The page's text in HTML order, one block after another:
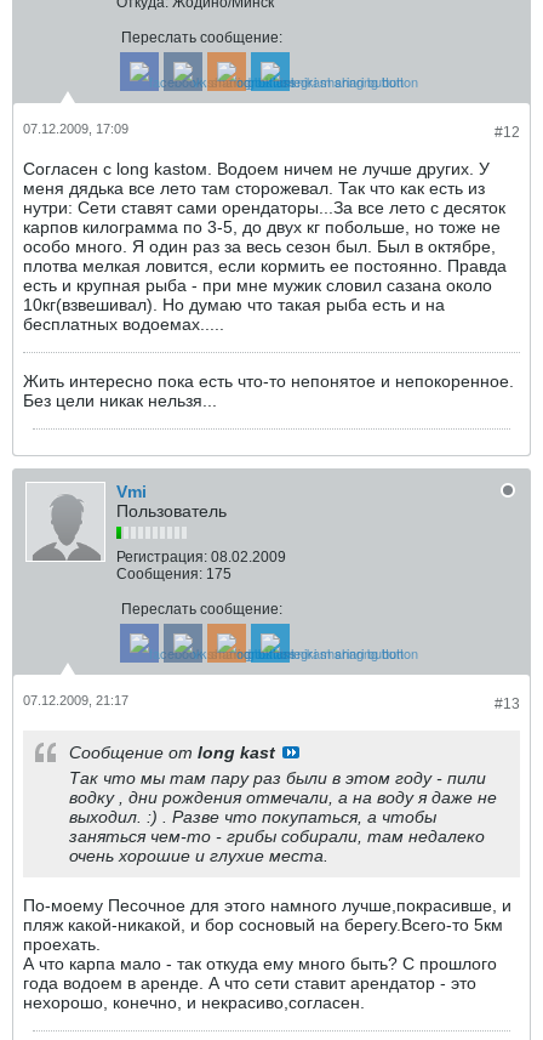
Переслать сообщение:
#12
07.12.2009, 17:09
Согласен с long kastом. Водоем ничем не лучше других. У
меня дядька все лето там сторожевал. Так что как есть из
нутри: Сети ставят сами орендаторы...За все лето с десяток
карпов килограмма по 3-5, до двух кг побольше, но тоже не
особо много. Я один раз за весь сезон был. Был в октябре,
плотва мелкая ловится, если кормить ее постоянно. Правда
есть и крупная рыба - при мне мужик словил сазана около
10кг(взвешивал). Но думаю что такая рыба есть и на
бесплатных водоемах.....
Жить интересно пока есть что-то непонятое и непокоренное.
Без цели никак нельзя...
Vmi
Пользователь
Регистрация: 08.02.2009
Сообщения: 175
Переслать сообщение:
#13
07.12.2009, 21:17
Сообщение от long kast
Так что мы там пару раз были в этом году - пили
водку , дни рождения отмечали, а на воду я даже не
выходил. :) . Разве что покупаться, а чтобы
заняться чем-то - грибы собирали, там недалеко
очень хорошие и глухие места.
По-моему Песочное для этого намного лучше,покрасивше, и
пляж какой-никакой, и бор сосновый на берегу.Всего-то 5км
проехать.
А что карпа мало - так откуда ему много быть? С прошлого
года водоем в аренде. А что сети ставит арендатор - это
нехорошо, конечно, и некрасиво,согласен.